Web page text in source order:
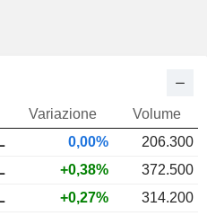
Variazione
Volume
0,00%
206.300
+0,38%
372.500
+0,27%
314.200